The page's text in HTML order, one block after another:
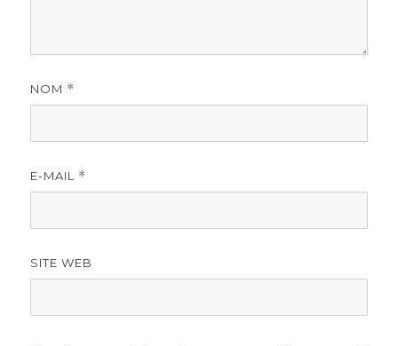
NOM *
E-MAIL *
SITE WEB